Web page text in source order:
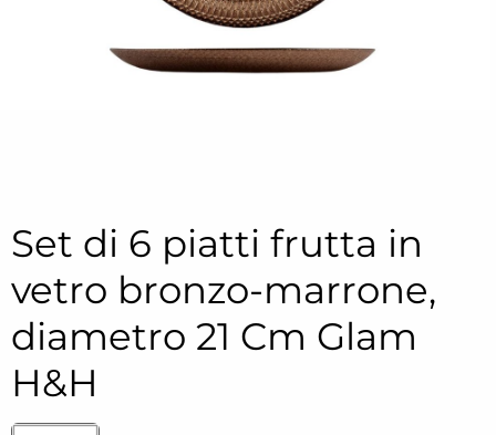
Set di 6 piatti frutta in
vetro bronzo-marrone,
diametro 21 Cm Glam
H&H